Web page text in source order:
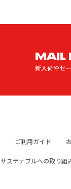
MAIL
新入荷やセ
ご利用ガイド
サステナブルへの取り組